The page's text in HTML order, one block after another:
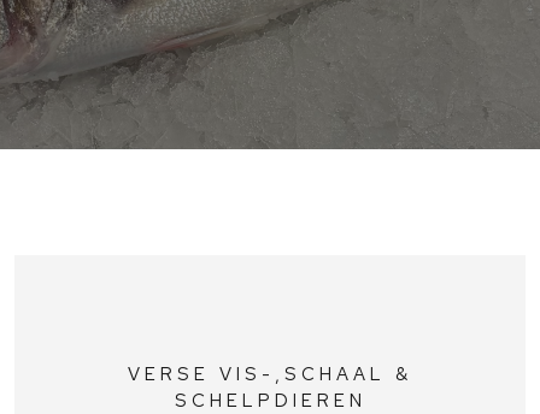
VERSE VIS-,SCHAAL &
SCHELPDIEREN